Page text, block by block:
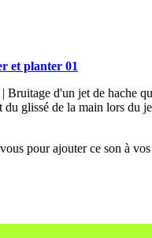
et planter 01
Bruitage d'un jet de hache
du glissé de la main lors du